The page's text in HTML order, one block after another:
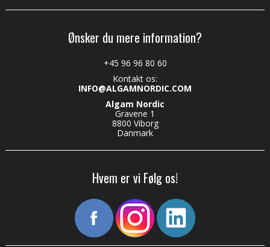
Ønsker du mere information?
+45 96 96 80 60
Kontakt os:
INFO@ALGAMNORDIC.COM
Algam Nordic
Gravene 1
8800 Viborg
Danmark
Hvem er vi Følg os!